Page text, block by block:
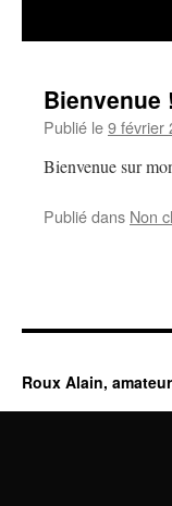
Bienvenue !
Publié le9 février
Bienvenue sur
Publié dans Non
Roux Alain,